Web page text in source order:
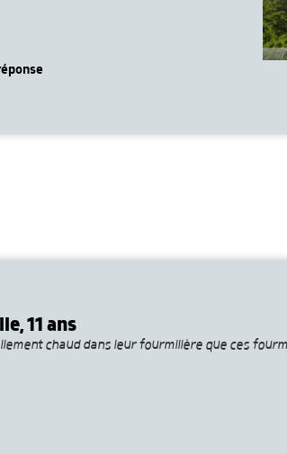
11 ans
chaud dans leur fourmilière que ces